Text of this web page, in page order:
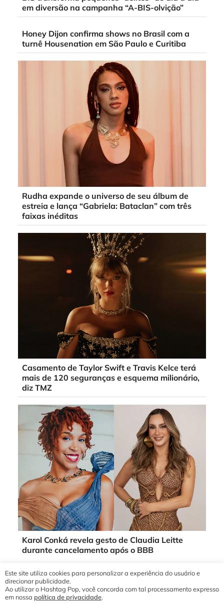
em diversão na campanha “A-BIS-olvição”
Honey Dijon confirma shows no Brasil com a
turnê Housenation em São Paulo e Curitiba
Rudha expande o universo de seu álbum de
estreia e lança “Gabriela: Bataclan” com três
faixas inéditas
Casamento de Taylor Swift e Travis Kelce terá
mais de 120 seguranças e esquema milionário,
diz TMZ
Karol Conká revela gesto de Claudia Leitte
durante cancelamento após o BBB
Este site utiliza cookies para personalizar a experiência do usuário e
direcionar publicidade.
Ao utilizar o Hashtag Pop, você concorda com tal processamento expresso
em nossa política de privacidade